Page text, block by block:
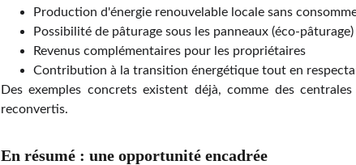
Production d'énergie renouvelable locale sans
Possibilité de pâturage sous les panneaux (éco-
Revenus complémentaires pour les propriétaires
Contribution à la transition énergétique tout en
Des exemples concrets existent déjà, comme des
reconvertis.
En résumé : une opportunité encadrée